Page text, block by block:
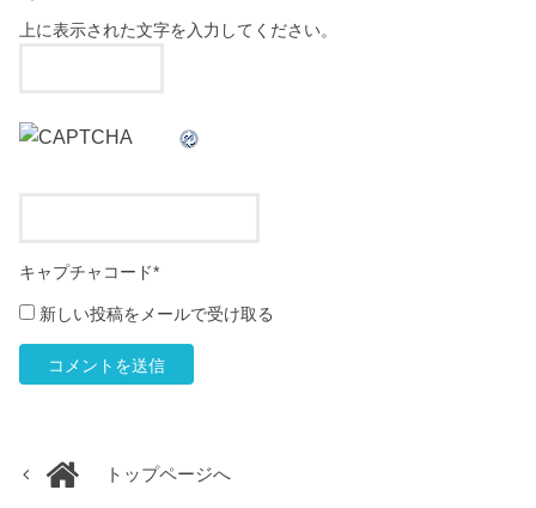
上に表示された文字を入力してください。
キャプチャコード*
新しい投稿をメールで受け取る
トップページへ